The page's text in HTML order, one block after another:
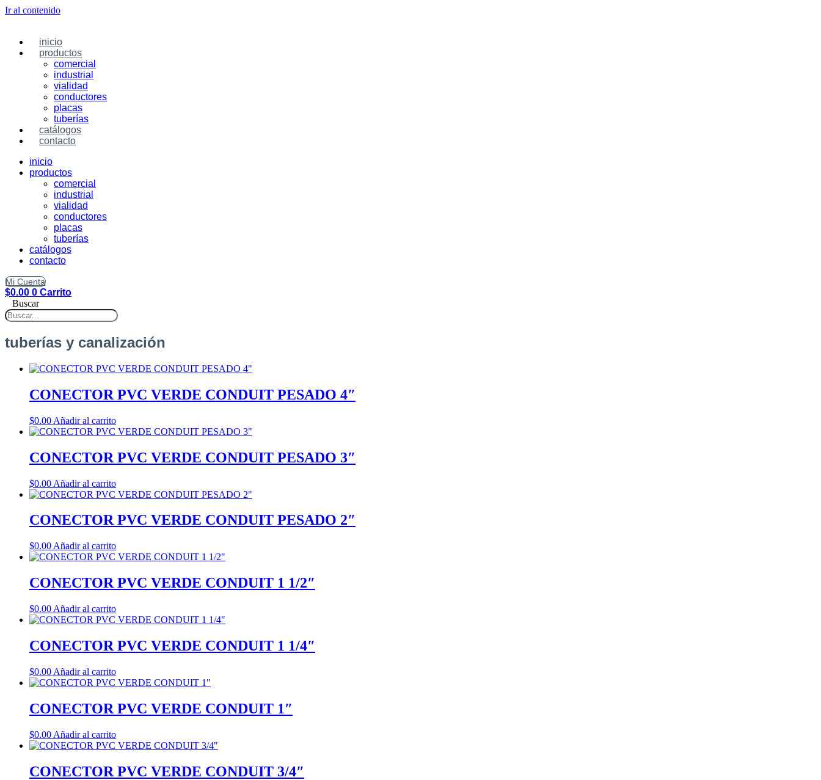
Ir al contenido
inicio
productos
comercial
industrial
vialidad
conductores
placas
tuberías
catálogos
contacto
inicio
productos
comercial
industrial
vialidad
conductores
placas
tuberías
catálogos
contacto
Mi Cuenta
$0.00 0 Carrito
Buscar
tuberías y canalización
CONECTOR PVC VERDE CONDUIT PESADO 4″
$0.00 Añadir al carrito
CONECTOR PVC VERDE CONDUIT PESADO 3″
$0.00 Añadir al carrito
CONECTOR PVC VERDE CONDUIT PESADO 2″
$0.00 Añadir al carrito
CONECTOR PVC VERDE CONDUIT 1 1/2″
$0.00 Añadir al carrito
CONECTOR PVC VERDE CONDUIT 1 1/4″
$0.00 Añadir al carrito
CONECTOR PVC VERDE CONDUIT 1″
$0.00 Añadir al carrito
CONECTOR PVC VERDE CONDUIT 3/4″